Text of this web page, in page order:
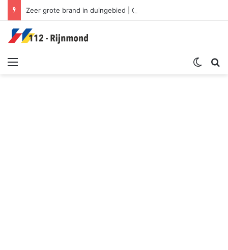
Zeer grote brand in duingebied | Oosterduinpad Ouddorp
Menu Switch